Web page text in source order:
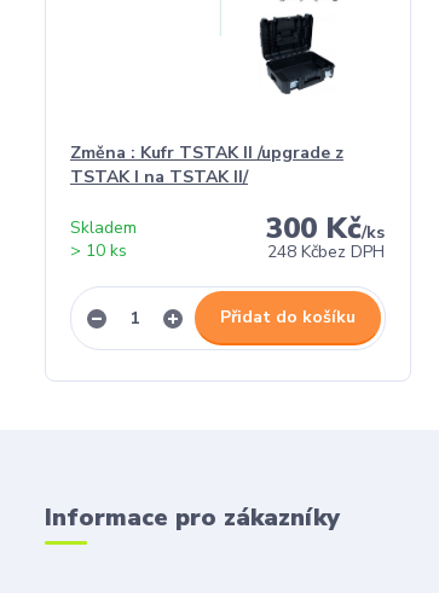
Změna : Kufr TSTAK II /upgrade z
TSTAK I na TSTAK II/
300 Kč/ks
248 Kčbez DPH
Skladem
> 10 ks
Přidat do košíku
Informace pro zákazníky